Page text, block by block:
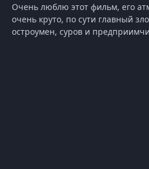
Очень люблю этот фильм, его
очень круто, по сути главный
остроумен, суров и